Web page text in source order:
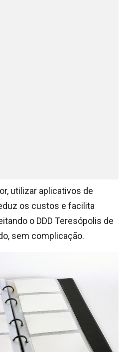
utilizar aplicativos de
os custos e facilita
o DDD Teresópolis de
sem complicação.